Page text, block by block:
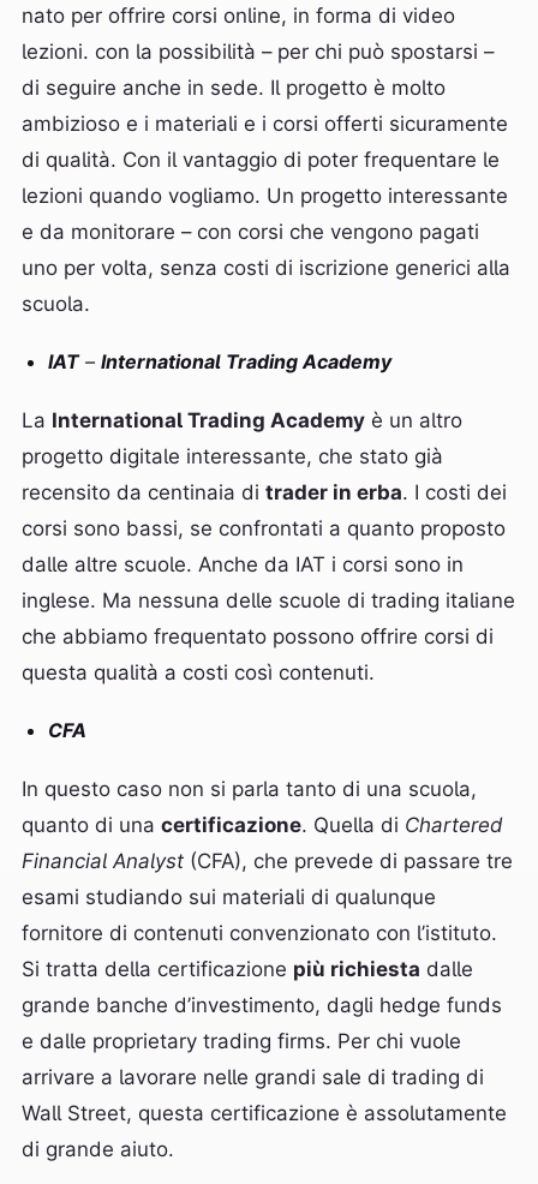
nato per offrire corsi online, in forma di video
lezioni. con la possibilità – per chi può spostarsi –
di seguire anche in sede. Il progetto è molto
ambizioso e i materiali e i corsi offerti sicuramente
di qualità. Con il vantaggio di poter frequentare le
lezioni quando vogliamo. Un progetto interessante
e da monitorare – con corsi che vengono pagati
uno per volta, senza costi di iscrizione generici alla
scuola.
IAT– International Trading Academy
La International Trading Academy è un altro
progetto digitale interessante, che stato già
recensito da centinaia di trader in erba. I costi dei
corsi sono bassi, se confrontati a quanto proposto
dalle altre scuole. Anche da IAT i corsi sono in
inglese. Ma nessuna delle scuole di trading italiane
che abbiamo frequentato possono offrire corsi di
questa qualità a costi così contenuti.
CFA
In questo caso non si parla tanto di una scuola,
quanto di una certificazione. Quella di Chartered
Financial Analyst (CFA), che prevede di passare tre
esami studiando sui materiali di qualunque
fornitore di contenuti convenzionato con l’istituto.
Si tratta della certificazione più richiesta dalle
grande banche d’investimento, dagli hedge funds
e dalle proprietary trading firms. Per chi vuole
arrivare a lavorare nelle grandi sale di trading di
Wall Street, questa certificazione è assolutamente
di grande aiuto.